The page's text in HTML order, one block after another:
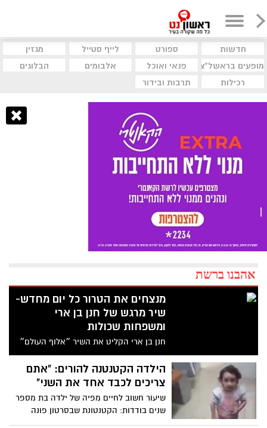
חדשות ספורט לייף סטייל
מגזין
מופעים בראשל"צ
פנאי ואוכל אלבומים
הבלוגים
רכילות
תרבות ובידור
אהבנו ברשת
מנצחים את הטרור כל יום מחדש-
שיר מרגש של חנן בן ארי
ומשפחות שכולות
חנן בן ארי הקליט את השיר ״אלוף העולם״
עם בני משפחות שאיבדו את יקיריהן בפיגועי
טרור ועם פצועי צה״ל. הקליפ והשיר עולים
לקראת התרמה לעמותת משפחה אחת -
הילדה הקטנטנה להורים: "אתם
צריכים לכבד אחד את השני"
שיעור חשוב לחיים מפיה של ילדה בת מספר
שנים בודדות: הקטנטונת שבסרטון פונה
להוריה ומסבירה להם כי עליהם לכבד האחד